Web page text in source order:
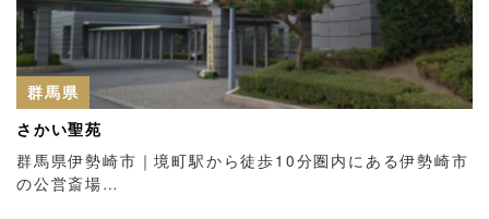
群馬県
さかい聖苑
群馬県伊勢崎市｜境町駅から徒歩10分圏内にある伊勢崎市
の公営斎場…